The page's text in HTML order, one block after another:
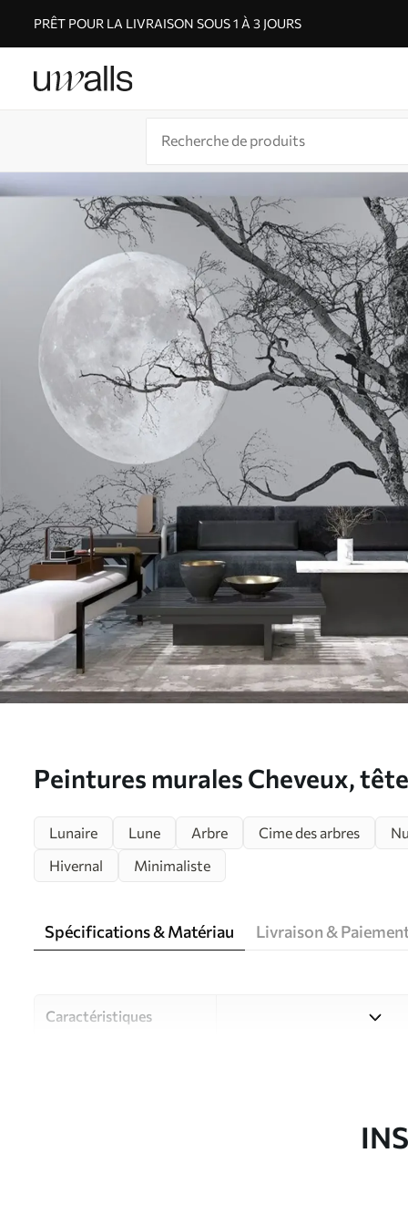
PRÊT POUR LA LIVRAISON SOUS 1 À 3 JOURS
Peintures murales Cheveux,
Lunaire Lune Arbre Cime des arbres
Hivernal
Minimaliste
Spécifications & Matériau Livraison &
Caractéristiques
Studio de design Uwalls